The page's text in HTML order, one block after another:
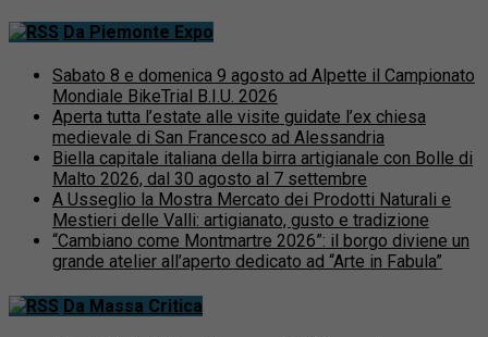
Da Piemonte Expo
Sabato 8 e domenica 9 agosto ad Alpette il Campionato
Mondiale BikeTrial B.I.U. 2026
Aperta tutta l’estate alle visite guidate l’ex chiesa
medievale di San Francesco ad Alessandria
Biella capitale italiana della birra artigianale con Bolle di
Malto 2026, dal 30 agosto al 7 settembre
A Usseglio la Mostra Mercato dei Prodotti Naturali e
Mestieri delle Valli: artigianato, gusto e tradizione
“Cambiano come Montmartre 2026”: il borgo diviene un
grande atelier all’aperto dedicato ad “Arte in Fabula”
Da Massa Critica